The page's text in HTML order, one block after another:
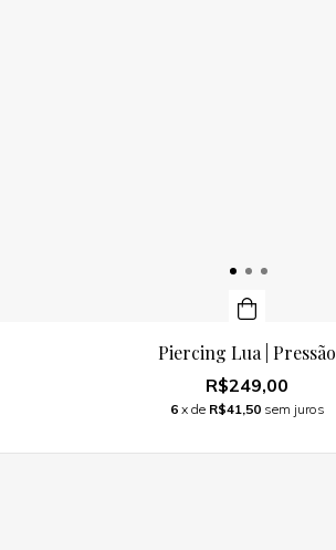
Piercing Lua | Pressão
R$249,00
6 x de R$41,50 sem juros